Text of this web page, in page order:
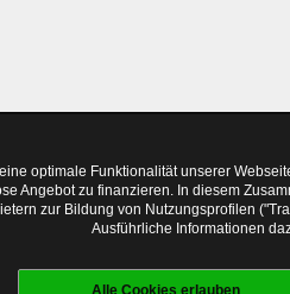
optimale Funktionalität unserer
Angebot zu finanzieren. In diesem
zur Bildung von Nutzungsprofilen
Ausführliche Informationen
Alle Cookies erlauben